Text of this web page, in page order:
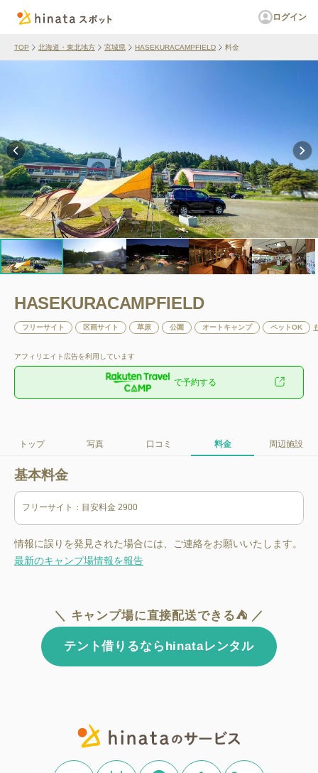
ログイン
TOP 北海道・東北地方 宮城県 HASEKURACAMPFIELD 料金
HASEKURACAMPFIELD
フリーサイト 区画サイト 草原 公園 オートキャンプ ペットOK
アフィリエイト広告を利用しています
で予約する
トップ 写真 口コミ 料金 周辺施設
基本料金
情報に誤りを発見された場合には、ご連絡をお願いいたします。
最新のキャンプ場情報を報告
＼ キャンプ場に直接配送できる⛺ ／
テント借りるならhinataレンタル